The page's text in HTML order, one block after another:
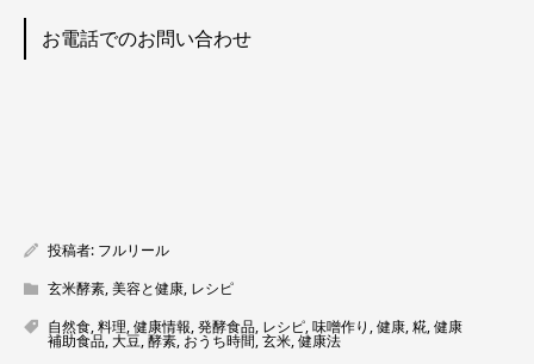
お電話でのお問い合わせ
投稿者: フルリール
玄米酵素,美容と健康, レシピ
自然食,料理,健康情報,発酵食品, レシピ,味噌作り ,健康,糀,健康
補助食品,大豆,酵素,おうち時間,玄米,健康法